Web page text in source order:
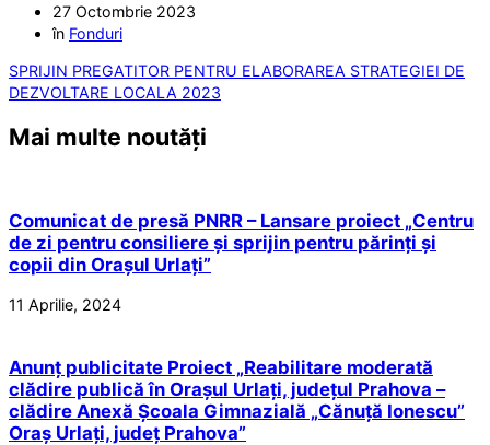
27 Octombrie 2023
în Fonduri
SPRIJIN PREGATITOR PENTRU ELABORAREA STRATEGIEI DE
DEZVOLTARE LOCALA 2023
Mai multe noutăți
Comunicat de presă PNRR – Lansare proiect „Centru
de zi pentru consiliere și sprijin pentru părinți și
copii din Orașul Urlați”
11 Aprilie, 2024
Anunț publicitate Proiect „Reabilitare moderată
clădire publică în Orașul Urlați, județul Prahova –
clădire Anexă Școala Gimnazială „Cănuță Ionescu”
Oraș Urlați, județ Prahova”